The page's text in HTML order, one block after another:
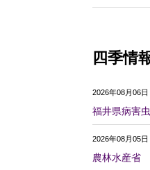
四季情
2026年08月06日
福井県病害
2026年08月05日
農林水産省